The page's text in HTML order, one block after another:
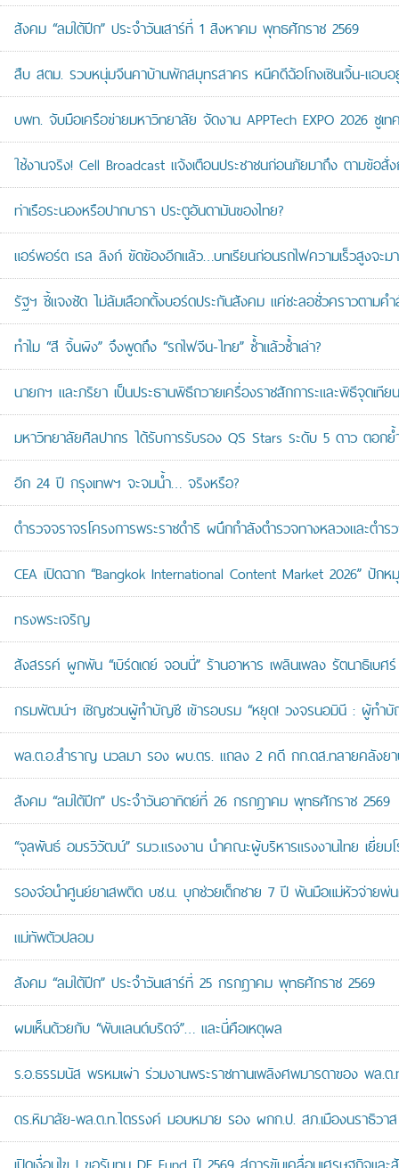
สังคม “ลมใต้ปีก” ประจำวันเสาร์ที่ 1 สิงหาคม พุทธศักราช 2569
สืบ สตม. รวบหนุ่มจีนคาบ้านพักสมุทรสาคร หนีคดีฉ้อโกงเซินเจิ้น-แอบอ
บพท. จับมือเครือข่ายมหาวิทยาลัย จัดงาน APPTech EXPO 2026 ชูเ
ใช้งานจริง! Cell Broadcast แจ้งเตือนประชาชนก่อนภัยมาถึง ตามข้อสั่
ท่าเรือระนองหรือปากบารา ประตูอันดามันของไทย?
แอร์พอร์ต เรล ลิงก์ ขัดข้องอีกแล้ว…บทเรียนก่อนรถไฟความเร็วสูงจะม
รัฐฯ ชี้แจงชัด ไม่ล้มเลือกตั้งบอร์ดประกันสังคม แค่ชะลอชั่วคราวตามค
ทำไม “สี จิ้นผิง” จึงพูดถึง “รถไฟจีน-ไทย” ซ้ำแล้วซ้ำเล่า?
นายกฯ และภริยา เป็นประธานพิธีถวายเครื่องราชสักการะและพิธีจุดเ
มหาวิทยาลัยศิลปากร ได้รับการรับรอง QS Stars ระดับ 5 ดาว ตอก
อีก 24 ปี กรุงเทพฯ จะจมน้ำ… จริงหรือ?
ตำรวจจราจรโครงการพระราชดำริ ผนึกกำลังตำรวจทางหลวงและตำ
CEA เปิดฉาก “Bangkok International Content Market 2026” ปั
ทรงพระเจริญ
สังสรรค์ ผูกพัน “เบิร์ดเดย์ จอนนี่” ร้านอาหาร เพลินเพลง รัตนาธิเบศ
กรมพัฒน์ฯ เชิญชวนผู้ทำบัญชี เข้ารอบรม “หยุด! วงจรนอมินี : ผู้ทำ
พล.ต.อ.สำราญ นวลมา รอง ผบ.ตร. แถลง 2 คดี กก.ดส.ทลายคลังย
สังคม “ลมใต้ปีก” ประจำวันอาทิตย์ที่ 26 กรกฎาคม พุทธศักราช 2569
“จุลพันธ์ อมรวิวัฒน์” รมว.แรงงาน นำคณะผู้บริหารแรงงานไทย เยี่ยม
รองจ๋อนำศูนย์ยาเสพติด บช.น. บุกช่วยเด็กชาย 7 ปี พ้นมือแม่หัวจ่ายพ่น
แม่ทัพตัวปลอม
สังคม “ลมใต้ปีก” ประจำวันเสาร์ที่ 25 กรกฎาคม พุทธศักราช 2569
ผมเห็นด้วยกับ “พับแลนด์บริดจ์”… และนี่คือเหตุผล
ร.อ.ธรรมนัส พรหมเผ่า ร่วมงานพระราชทานเพลิงศพมารดาของ พล.
ดร.หิมาลัย-พล.ต.ท.ไตรรงค์ มอบหมาย รอง ผกก.ป. สภ.เมืองนราธิว